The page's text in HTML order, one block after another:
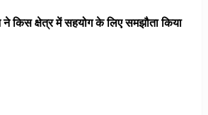
किस क्षेत्र में सहयोग के लिए समझौता किया